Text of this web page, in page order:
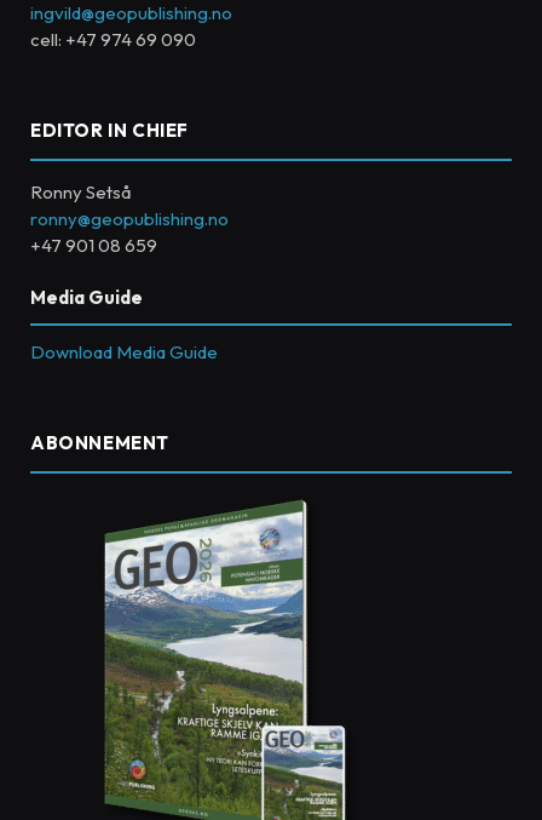
ingvild@geopublishing.no
cell: +47 974 69 090
EDITOR IN CHIEF
Ronny Setså
ronny@geopublishing.no
+47 901 08 659
Media Guide
Download Media Guide
ABONNEMENT